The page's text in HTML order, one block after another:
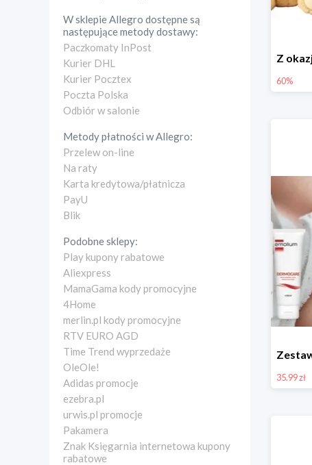
W sklepieAllegro dostępne są
następujące metody dostawy:
Paczkomaty InPost
Kurier DHL
Kurier Pocztex
Poczta Polska
Odbiór w salonie
Metody płatności wAllegro:
Przelew on-line
Na raty
Karta kredytowa/płatnicza
PayU
Blik
Podobne sklepy:
Play kupony rabatowe
Aliexpress
MamaGama kody promocyjne
4Home
merlin.pl kody promocyjne
RTV EURO AGD
Time Trend wyprzedaże
OleOle!
Adidas promocje
ezebra.pl
urwis.pl promocje
Pakamera
Znak Księgarnia internetowa kupony
rabatowe
60%
35.99 zł